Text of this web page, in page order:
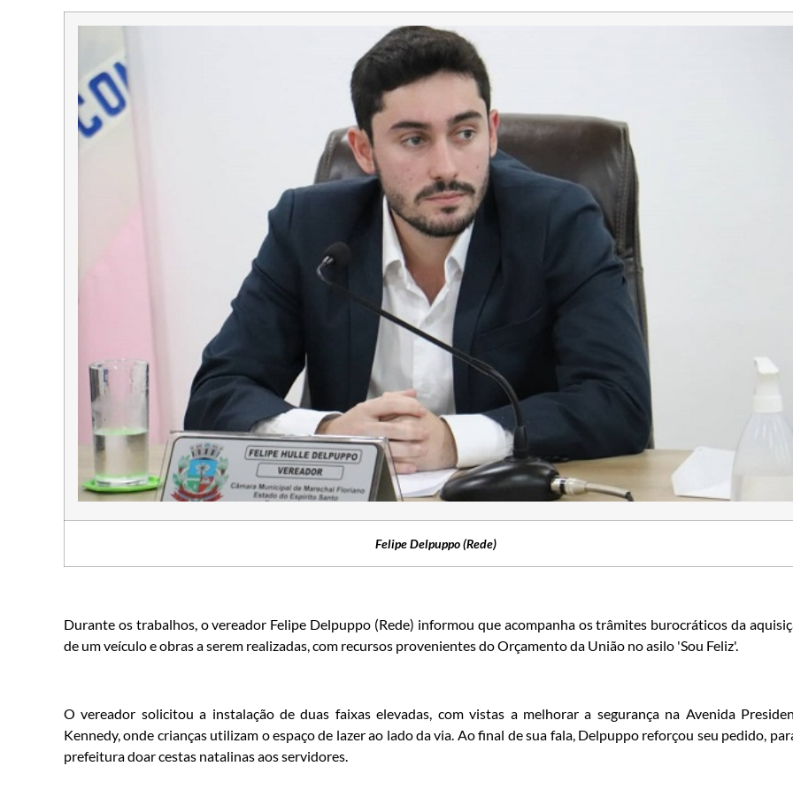
Felipe Delpuppo (Rede)
Durante os trabalhos, o vereador Felipe Delpuppo (Rede) informou que acompanha os trâmites burocráticos da
de um veículo e obras a serem realizadas, com recursos provenientes do Orçamento da União no asilo 'Sou Feliz'.
O vereador solicitou a instalação de duas faixas elevadas, com vistas a melhorar a segurança na Avenida
Kennedy, onde crianças utilizam o espaço de lazer ao lado da via. Ao final de sua fala, Delpuppo reforçou seu pedido,
prefeitura doar cestas natalinas aos servidores.